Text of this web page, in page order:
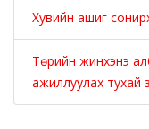
Хувийн ашиг
Төрийн жинхэнэ
ажиллуулах тухай